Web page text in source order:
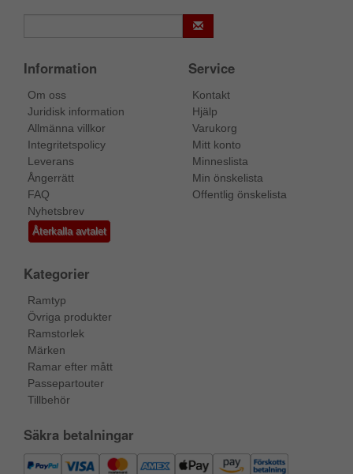
Information
Om oss
Juridisk information
Allmänna villkor
Integritetspolicy
Leverans
Ångerrätt
FAQ
Nyhetsbrev
Återkalla avtalet
Service
Kontakt
Hjälp
Varukorg
Mitt konto
Minneslista
Min önskelista
Offentlig önskelista
Kategorier
Ramtyp
Övriga produkter
Ramstorlek
Märken
Ramar efter mått
Passepartouter
Tillbehör
Säkra betalningar